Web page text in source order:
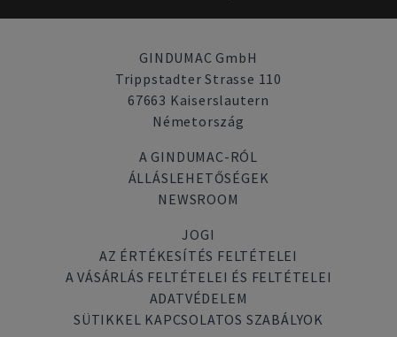
GINDUMAC GmbH
Trippstadter Strasse 110
67663 Kaiserslautern
Németország
A GINDUMAC-RÓL
ÁLLÁSLEHETŐSÉGEK
NEWSROOM
JOGI
AZ ÉRTÉKESÍTÉS FELTÉTELEI
A VÁSÁRLÁS FELTÉTELEI ÉS FELTÉTELEI
ADATVÉDELEM
SÜTIKKEL KAPCSOLATOS SZABÁLYOK